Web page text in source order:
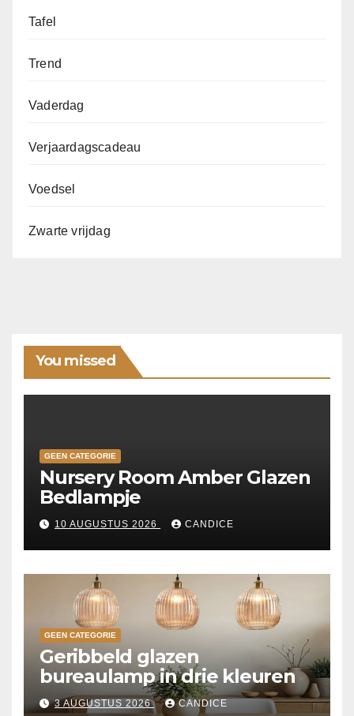
Tafel
Trend
Vaderdag
Verjaardagscadeau
Voedsel
Zwarte vrijdag
You missed
GEEN CATEGORIE
Nursery Room Amber Glazen
Bedlampje
10 AUGUSTUS 2026 CANDICE
GEEN CATEGORIE
Geribbeld glazen
bureaulamp in drie kleuren
3 AUGUSTUS 2026 CANDICE